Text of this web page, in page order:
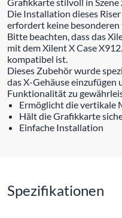
Die Installation dieses
erfordert keine besonderen
Bitte beachten, dass das
mit dem Xilent X Case
kompatibel ist.
Dieses Zubehör wurde
das X-Gehäuse einzufügen
Funktionalität zu
Ermöglicht die vertikale
Hält die Grafikkarte
Einfache Installation
Spezifikationen